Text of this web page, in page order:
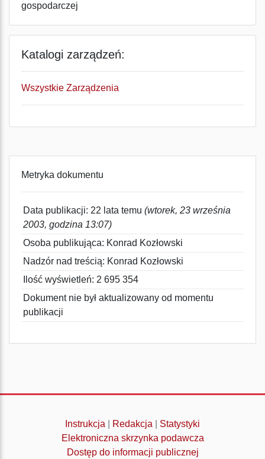
gospodarczej
Katalogi zarządzeń:
Wszystkie Zarządzenia
Metryka dokumentu
Data publikacji: 22 lata temu (wtorek, 23 września
2003, godzina 13:07)
Osoba publikująca: Konrad Kozłowski
Nadzór nad treścią: Konrad Kozłowski
Ilość wyświetleń: 2 695 354
Dokument nie był aktualizowany od momentu
publikacji
Instrukcja Redakcja
Statystyki
Elektroniczna skrzynka podawcza
Dostęp do informacji publicznej